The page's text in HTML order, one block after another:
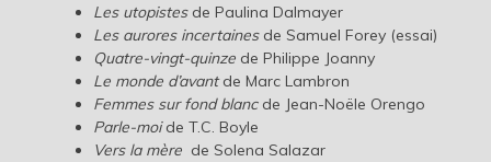
Les utopistesde Paulina Dalmayer
Les aurores incertainesde Samuel Forey (essai)
Quatre-vingt-quinzede Philippe Joanny
Le monde d’avantde Marc Lambron
Femmes sur fond blancde Jean-Noële Orengo
Parle-moide T.C. Boyle
Vers la mèrede Solena Salazar